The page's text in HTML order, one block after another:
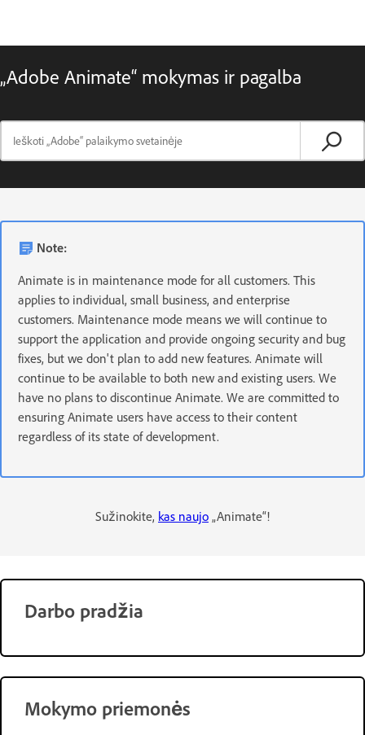
„Adobe Animate“ mokymas ir pagalba
Note:
Animate is in maintenance mode for all customers. This
applies to individual, small business, and enterprise
customers. Maintenance mode means we will continue to
support the application and provide ongoing security and bug
fixes, but we don't plan to add new features. Animate will
continue to be available to both new and existing users. We
have no plans to discontinue Animate. We are committed to
ensuring Animate users have access to their content
regardless of its state of development.
Sužinokite, kas naujo „Animate“!
Darbo pradžia
Mokymo priemonės